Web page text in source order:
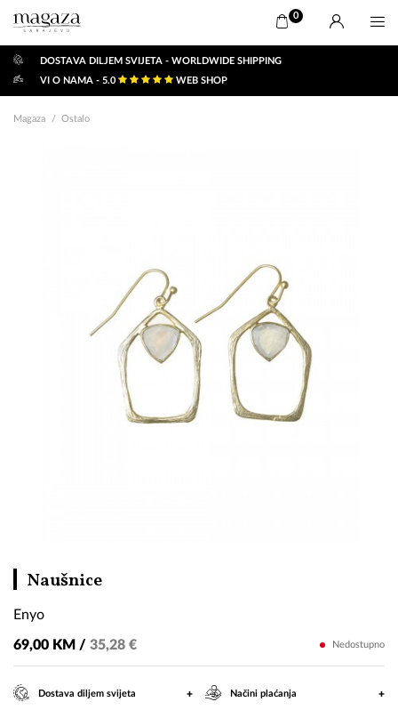
0
DOSTAVA DILJEM SVIJETA - WORLDWIDE SHIPPING
VI O NAMA - 5.0
WEB SHOP
Magaza Ostalo
NaušniceEnyo
Enyo
69,00 KM / 35,28 € Nedostupno
Dostava diljem svijeta + Načini plaćanja +